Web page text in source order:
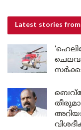
Latest stories